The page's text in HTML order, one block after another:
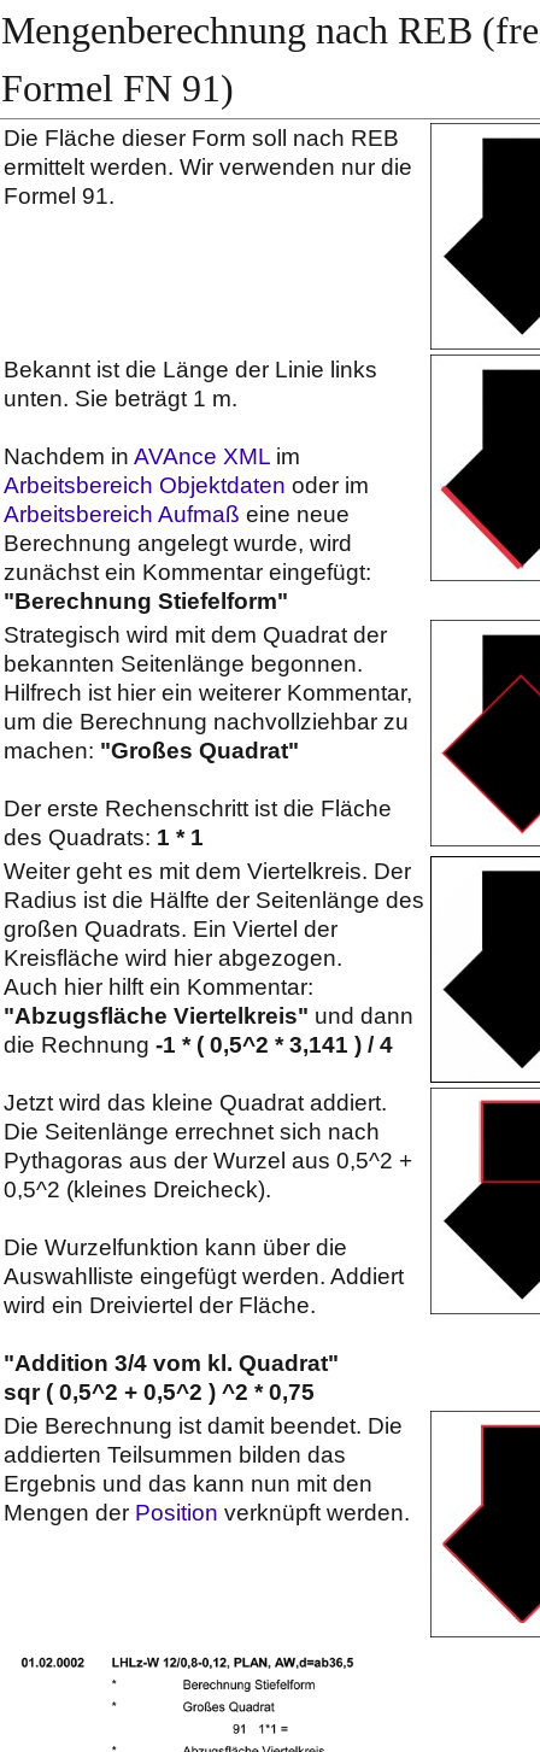
Mengenberechnung nach REB
Formel FN 91)
Die Fläche dieser Form soll nach REB
ermittelt werden. Wir verwenden nur die
Formel 91.
Bekannt ist die Länge der Linie links
unten. Sie beträgt 1 m.
Nachdem in AVAnce XML im
Arbeitsbereich Objektdaten oder im
Arbeitsbereich Aufmaß eine neue
Berechnung angelegt wurde, wird
zunächst ein Kommentar eingefügt:
"Berechnung Stiefelform"
Strategisch wird mit dem Quadrat der
bekannten Seitenlänge begonnen.
Hilfrech ist hier ein weiterer Kommentar,
um die Berechnung nachvollziehbar zu
machen: "Großes Quadrat"
Der erste Rechenschritt ist die Fläche
des Quadrats: 1 * 1
Weiter geht es mit dem Viertelkreis. Der
Radius ist die Hälfte der Seitenlänge des
großen Quadrats. Ein Viertel der
Kreisfläche wird hier abgezogen.
Auch hier hilft ein Kommentar:
"Abzugsfläche Viertelkreis" und dann
die Rechnung -1 * ( 0,5^2 * 3,141 ) / 4
Jetzt wird das kleine Quadrat addiert.
Die Seitenlänge errechnet sich nach
Pythagoras aus der Wurzel aus 0,5^2 +
0,5^2 (kleines Dreicheck).
Die Wurzelfunktion kann über die
Auswahlliste eingefügt werden. Addiert
wird ein Dreiviertel der Fläche.
"Addition 3/4 vom kl. Quadrat"
sqr ( 0,5^2 + 0,5^2 ) ^2 * 0,75
Die Berechnung ist damit beendet. Die
addierten Teilsummen bilden das
Ergebnis und das kann nun mit den
Mengen der Position verknüpft werden.